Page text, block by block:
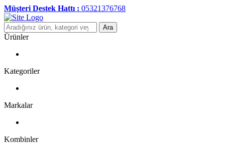
Müşteri Destek Hattı : 05321376768
Ara
Ürünler
Kategoriler
Markalar
Kombinler